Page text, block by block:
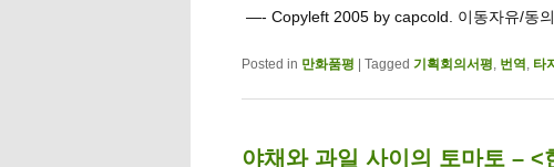
—- Copyleft 2005 by capcold. 이동자유/동
Posted in 만화품평 Tagged 기획회의서평, 번역 , 타
야채와 과일 사이의 토마토 –